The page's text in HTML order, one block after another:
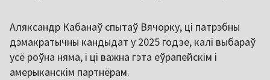
Аляксандр Кабанаў спытаў Вячорку, ці патрэбны
дэмакратычны кандыдат у 2025 годзе, калі выбараў
усё роўна няма, і ці важна гэта еўрапейскім і
амерыканскім партнёрам.